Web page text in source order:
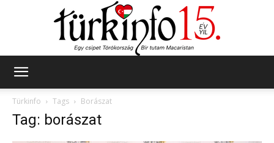
Türkinfo
Tags Borászat
Tag: borászat